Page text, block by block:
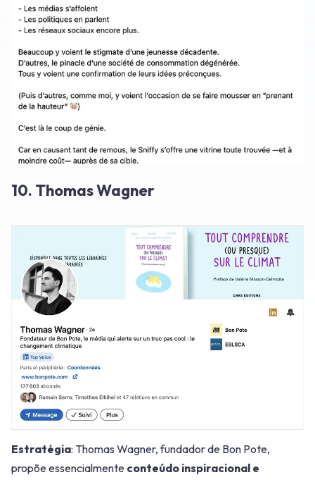
10. Thomas Wagner
Estratégia: Thomas Wagner, fundador de Bon Pote,
propõe essencialmente conteúdo inspiracional e